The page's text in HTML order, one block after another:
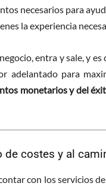
necesarios para
la experiencia
entra y sale, y
adelantado para
monetarios y del
de costes y al
con los servicios